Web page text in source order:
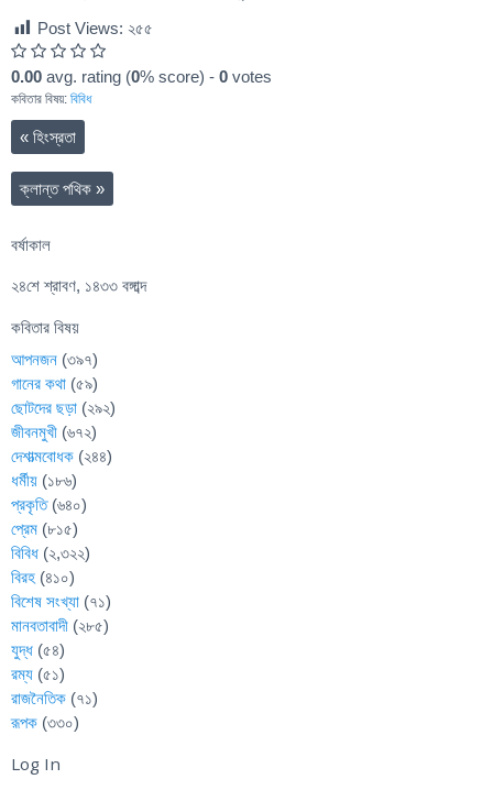
Post Views: ২৫৫
0.00 avg. rating (0% score) - 0 votes
কবিতার বিষয়: বিবিধ
« হিংস্রতা
ক্লান্ত পথিক »
বর্ষাকাল
২৪শে শ্রাবণ, ১৪৩৩ বঙ্গাব্দ
কবিতার বিষয়
আপনজন (৩৯৭)
গানের কথা (৫৯)
ছোটদের ছড়া (২৯২)
জীবনমুখী (৬৭২)
দেশাত্মবোধক (২৪৪)
ধর্মীয় (১৮৬)
প্রকৃতি(৬৪০)
প্রেম (৮১৫)
বিবিধ (২,৩২২)
বিরহ (৪১০)
বিশেষ সংখ্যা (৭১)
মানবতাবাদী (২৮৫)
যুদ্ধ (৫৪)
রম্য (৫১)
রাজনৈতিক (৭১)
রূপক (৩৩০)
Log In